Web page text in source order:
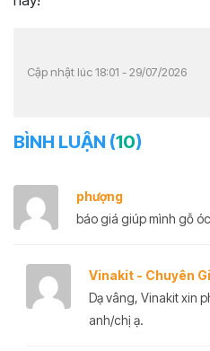
Cập nhật lúc 18:01 - 29/07/2026
BÌNH LUẬN (10)
phượng
báo giá giúp mình gỗ
Vinakit - Chuyên
Dạ vâng, Vinakit xin
anh/chị ạ.